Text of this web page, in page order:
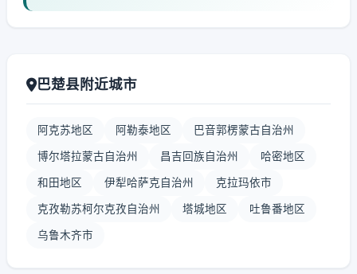
巴楚县附近城市
阿克苏地区 阿勒泰地区 巴音郭楞蒙古自治州
博尔塔拉蒙古自治州 昌吉回族自治州 哈密地区
和田地区 伊犁哈萨克自治州 克拉玛依市
克孜勒苏柯尔克孜自治州 塔城地区 吐鲁番地区
乌鲁木齐市